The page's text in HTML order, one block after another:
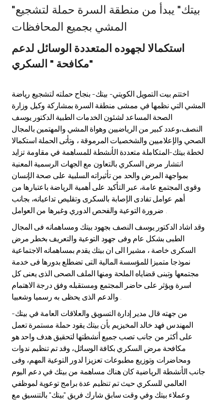
Investment
Tools & Services
After Sales Services
Contact us
Branch & ATM locator
Germany
Malaysia
Turkey
Egypt
UK
Kingdom of Bahrain
"بيتك" يبدأ من منطقة السرة حملة لتشجيع
المشي بجميع المحافظات
استكمالا لجهوده المتعددة الوسائل لدعم
مكافحة " السكري"
اختتم بيت التمويل الكويتي- بيتك- بنجاح حملته لتشجيع رياضة
المشي التي نظمها في ممشى منطقة السرة بمشاركة وكيل وزارة
الصحة المساعد لشئون الخدمات الطبية الدكتور يوسف
النصف،وعدد كبير من الرياضيين وهواة المشي والمهتمين بالمجال
الصحي والإعلاميين والشخصيات المرموقة ، وتأتى الحملة استكمالا
لخطة بيتك-المتكاملة متعددة الأنشطة للمساهمة في مقاومة تزايد
انتشار مرض السكري بالتعاون مع الجهات الرسمية المعنية
بمواجهة المرض والحد من تأثيراته السلبية على صحة الإنسان
وقوى المجتمع عامة، عبر التأكيد على أهمية الرياضة باعتبارها من
أهم عوامل تفادى الإصابة بالسكرى وتقليص تداعياته، بجانب
ضرورة التوعية والفحص الدوري وغيرها من العوامل .
وقد اشاد الدكتور يوسف النصف بجهود بيتك ومساهماته فى المجال
الطبى بشكل عام وفى جهود التوعية والتعريف بخطر مرض
السكرى خاصة ، مشيرا الى ان بيتك يقدم بمساهماته الاجتماعية
نموذجا متميزا للمؤسسة المالية التى تضطلع بدورها فى خدمة
مجتمعها وتبنى قضاياه الملحة ومنها الملف الصحى الذى يعنى كل
اسرة ويؤثر على حاضر المجتمع ومستقبله وفق درجة الاهتمام
والدعم الذى يحظى به رسميا وشعبيا .
من جهته قال مدير إدارة التسويق والعلاقات العامة في بيتك-
المهندس فهد خالد المخيزيم بأن بيتك يقود حملة مستمرة تعمل
على أكثر من جانب تصب جميع أنشطتها لتحقيق هدف واحد هو
مكافحة مرض السكري بكافة الوسائل، وقد تم تنظيم ندوات
ومحاضرات وتوزيع مطبوعات تعزيزا لدور التوعية المهم، وفى
جانب الأنشطة الرياضية كان هناك مساهمة من بيتك في دعم اليوم
العالمي للسكري حيث تم تنظيم عدة برامج توعوية لموظفي
وعملاء بيتك وفي وقت سابق شارك فريق "بيتك" بالتنسيق مع